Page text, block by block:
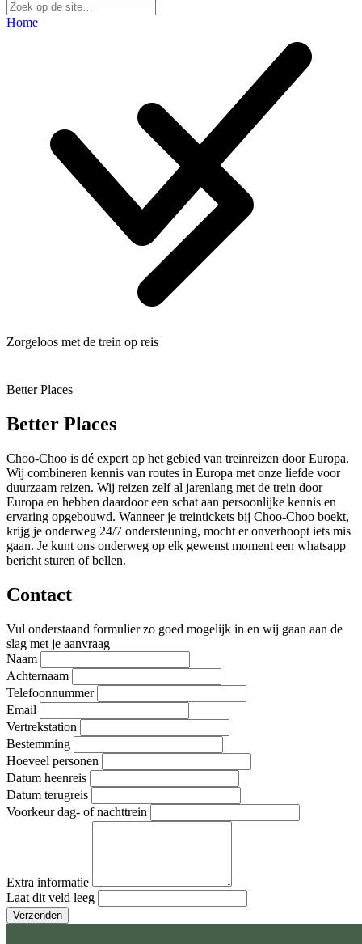
Zorgeloos met de trein op reis
Home
Better Places
Better Places
Choo-Choo is dé expert op het gebied van treinreizen door Europa.
Wij combineren kennis van routes in Europa met onze liefde voor
duurzaam reizen. Wij reizen zelf al jarenlang met de trein door
Europa en hebben daardoor een schat aan persoonlijke kennis en
ervaring opgebouwd. Wanneer je treintickets bij Choo-Choo boekt,
krijg je onderweg 24/7 ondersteuning, mocht er onverhoopt iets mis
gaan. Je kunt ons onderweg op elk gewenst moment een whatsapp
bericht sturen of bellen.
Contact
Vul onderstaand formulier zo goed mogelijk in en wij gaan aan de
slag met je aanvraag
Naam
Achternaam
Telefoonnummer
Email
Vertrekstation
Bestemming
Hoeveel personen
Datum heenreis
Datum terugreis
Voorkeur dag- of nachttrein
Extra informatie
Laat dit veld leeg
Verzenden